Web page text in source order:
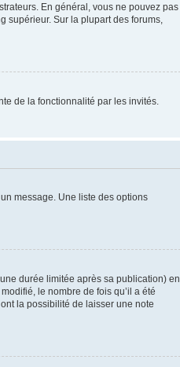
En général, vous ne pouvez pas
supérieur. Sur la plupart des forums,
de la fonctionnalité par les invités.
message. Une liste des options
durée limitée après sa publication) en
le nombre de fois qu’il a été
la possibilité de laisser une note